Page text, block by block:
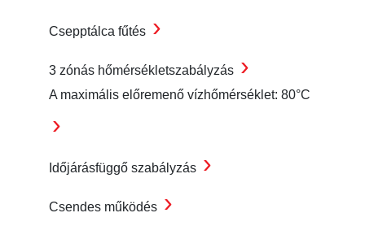
Csepptálca fűtés ›
3 zónás hőmérsékletszabályzás ›
A maximális előremenő vízhőmérséklet: 80°C
›
Időjárásfüggő szabályzás ›
Csendes működés ›